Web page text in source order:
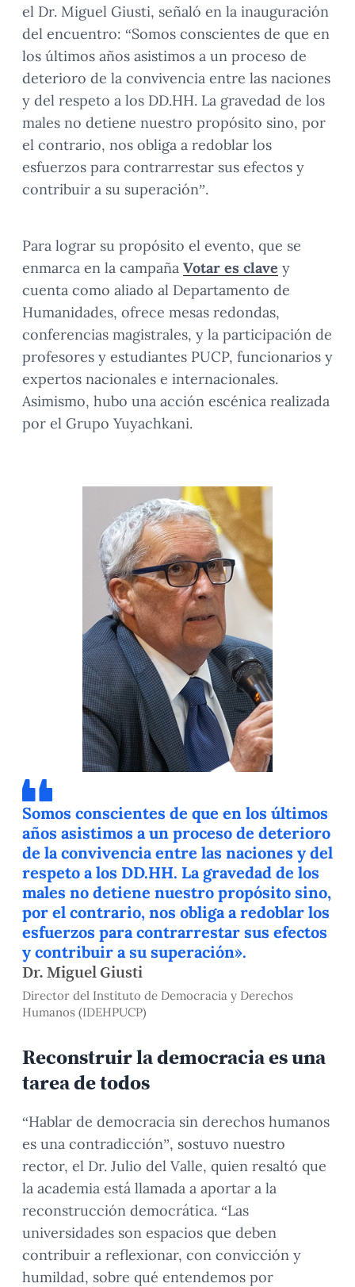
el Dr. Miguel Giusti, señaló en la inauguración
del encuentro: “Somos conscientes de que en
los últimos años asistimos a un proceso de
deterioro de la convivencia entre las naciones
y del respeto a los DD.HH. La gravedad de los
males no detiene nuestro propósito sino, por
el contrario, nos obliga a redoblar los
esfuerzos para contrarrestar sus efectos y
contribuir a su superación”.
Para lograr su propósito el evento, que se
enmarca en la campaña Votar es clave y
cuenta como aliado al Departamento de
Humanidades, ofrece mesas redondas,
conferencias magistrales, y la participación de
profesores y estudiantes PUCP, funcionarios y
expertos nacionales e internacionales.
Asimismo, hubo una acción escénica realizada
por el Grupo Yuyachkani.
Somos conscientes de que en los últimos
años asistimos a un proceso de deterioro
de la convivencia entre las naciones y del
respeto a los DD.HH. La gravedad de los
males no detiene nuestro propósito sino,
por el contrario, nos obliga a redoblar los
esfuerzos para contrarrestar sus efectos
y contribuir a su superación».
Dr. Miguel Giusti
Director del Instituto de Democracia y Derechos
Humanos (IDEHPUCP)
Reconstruir la democracia es una
tarea de todos
“Hablar de democracia sin derechos humanos
es una contradicción”, sostuvo nuestro
rector, el Dr. Julio del Valle, quien resaltó que
la academia está llamada a aportar a la
reconstrucción democrática. “Las
universidades son espacios que deben
contribuir a reflexionar, con convicción y
humildad, sobre qué entendemos por